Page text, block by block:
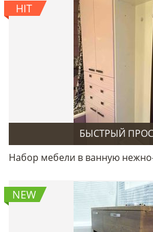
БЫСТРЫЙ
Набор мебели в ванную
HIT
NEW